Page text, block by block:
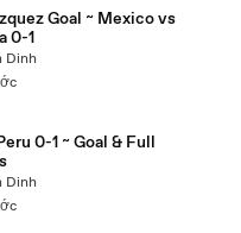
Goal ~ Mexico vs
0-1
Dinh
0-1 ~ Goal & Full
Dinh